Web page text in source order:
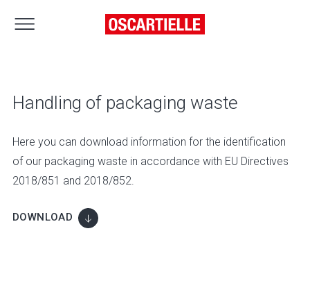
Handling of packaging waste
Here you can download information for the identification
of our packaging waste in accordance with EU Directives
2018/851 and 2018/852.
DOWNLOAD